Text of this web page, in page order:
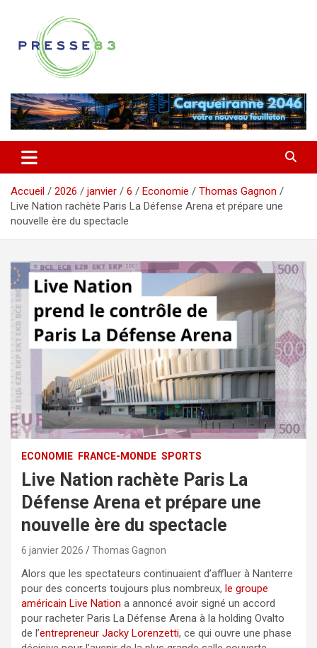
contenu
Presse 83
Accueil 2026 janvier 6 Economie
Thomas Gagnon
Live Nation rachète Paris La Défense Arena et prépare une
nouvelle ère du spectacle
ECONOMIE FRANCE-MONDE SPORTS
Live Nation rachète Paris La
Défense Arena et prépare une
nouvelle ère du spectacle
6 janvier 2026 Thomas Gagnon
Alors que les spectateurs continuaient d’affluer à Nanterre
pour des concerts toujours plus nombreux, le groupe
américain Live Nation a annoncé avoir signé un accord
pour racheter Paris La Défense Arena à la holding Ovalto
de l’entrepreneur Jacky Lorenzetti, ce qui ouvre une phase